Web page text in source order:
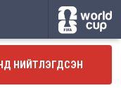
НИЙТЛЭГДСЭН